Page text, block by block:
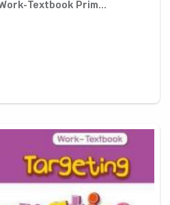
Textbook Prim...